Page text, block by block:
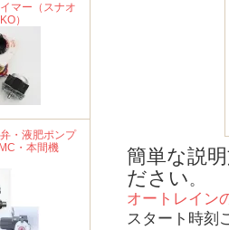
マー（スナオ
）
・液肥ポンプ
・本間機
簡単な説
ださい。
オートレイン
スタート時刻